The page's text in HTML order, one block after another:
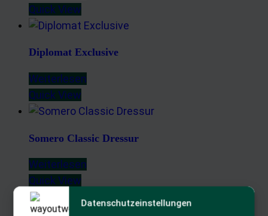
Quick View
Diplomat Exclusive
Weiterlesen
Quick View
Somero Classic Dressur
Weiterlesen
Quick View
Datenschutzeinstellungen